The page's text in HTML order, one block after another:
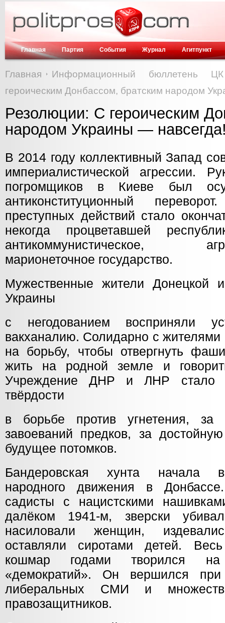
Главная Партия События Журнал Агитпункт
Главная
Информационный бюллетень
героическим Донбассом, братским народом
Резолюции: С героическим
народом Украины —
В 2014 году коллективный Запад
империалистической агрессии.
погромщиков в Киеве был
антиконституционный
преступных действий стало
некогда процветавшей
антикоммунистическое,
марионеточное государство.
Мужественные жители Донецкой
Украины
с негодованием восприняли
вакханалию. Солидарно с
на борьбу, чтобы отвергнуть
жить на родной земле и
Учреждение ДНР и ЛНР стало
твёрдости
в борьбе против угнетения, за
завоеваний предков, за
будущее потомков.
Бандеровская хунта начала
народного движения в
садисты с нацистскими
далёком 1941-м, зверски
насиловали женщин,
оставляли сиротами детей.
кошмар годами творился на
«демократий». Он вершился
либеральных СМИ и
правозащитников.